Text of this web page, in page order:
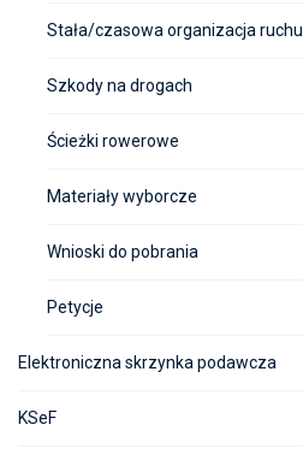
Stała/czasowa organizacja ruchu
Szkody na drogach
Ścieżki rowerowe
Materiały wyborcze
Wnioski do pobrania
Petycje
Elektroniczna skrzynka podawcza
KSeF